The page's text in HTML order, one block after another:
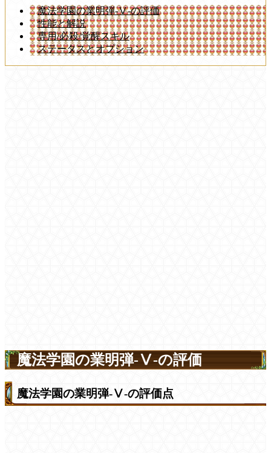
魔法学園の業明弾-Ⅴ-の評価
性能と解説
専用/必殺/覚醒スキル
ステータスとオプション
魔法学園の業明弾-Ⅴ-の評価
魔法学園の業明弾-Ⅴ-の評価点